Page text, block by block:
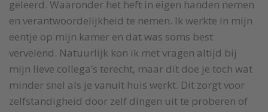
geleerd. Waaronder het heft in eigen handen nemen
en verantwoordelijkheid te nemen. Ik werkte in mijn
eentje op mijn kamer en dat was soms best
vervelend. Natuurlijk kon ik met vragen altijd bij
mijn lieve collega’s terecht, maar dit doe je toch wat
minder snel als je vanuit huis werkt. Dit zorgt voor
zelfstandigheid door zelf dingen uit te proberen of